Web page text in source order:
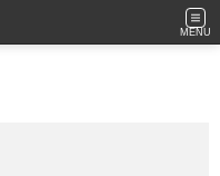
MENU